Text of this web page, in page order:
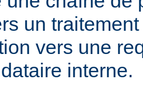
un
vers une
interne.